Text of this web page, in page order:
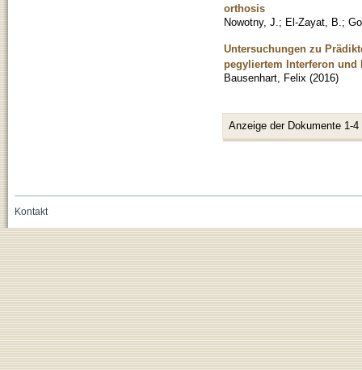
orthosis
Nowotny, J. ; El-Zayat, B. ;
Untersuchungen zu
pegyliertem Interferon
Bausenhart, Felix (2016)
Anzeige der Dokumente 1-4
Kontakt